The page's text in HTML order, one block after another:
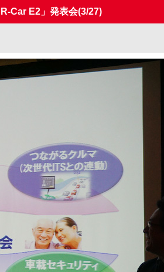
Car E2」発表会(3/27)